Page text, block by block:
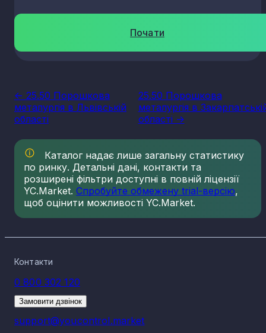
Почати
<- 25.50 Порошкова
металургія в Львівській
області
25.50 Порошкова
металургія в
області ->
Каталог надає лише загальну статистику
по ринку. Детальні дані, контакти та
розширені фільтри доступні в повній ліцензії
YC.Market. Спробуйте обмежену trial-версію,
щоб оцінити можливості YC.Market.
Контакти
0 800 302 120
Замовити дзвінок
support@youcontrol.market